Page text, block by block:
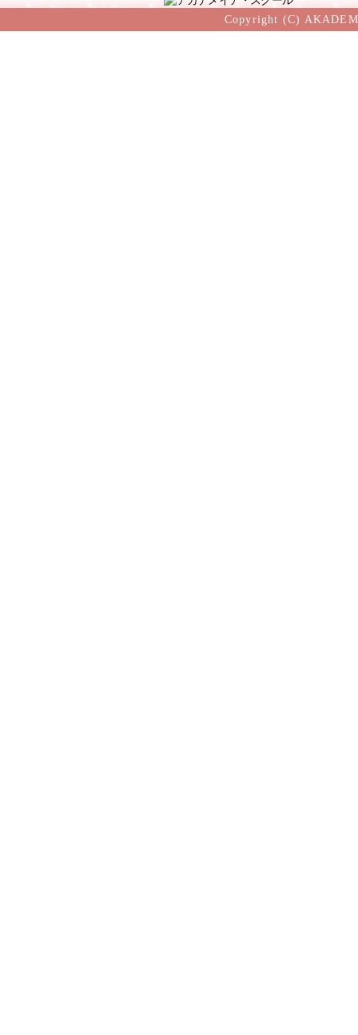
Copyright (C)